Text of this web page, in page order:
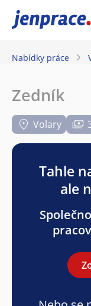
JenPráce.cz
Nabídky práce
Zedník
Volary
Tahle
ale